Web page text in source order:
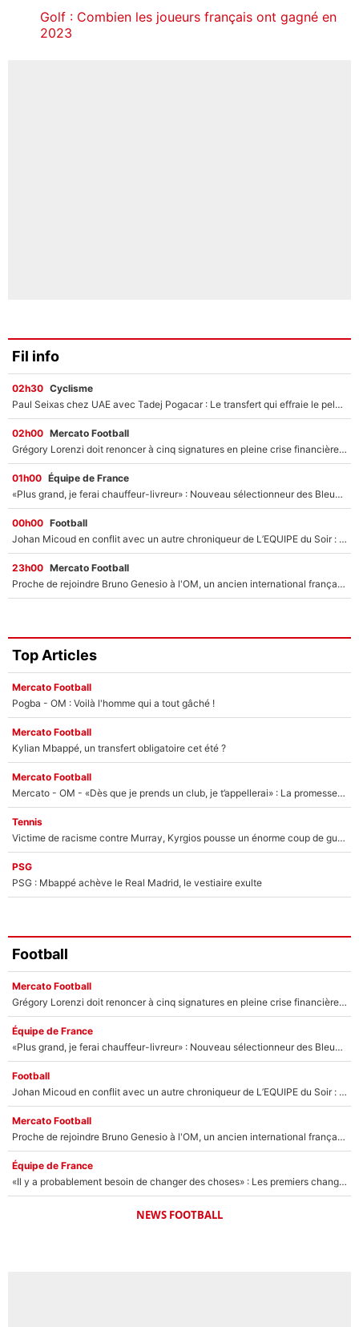
Golf : Combien les joueurs français ont gagné en
2023
Fil info
02h30 Cyclisme
Paul Seixas chez UAE avec Tadej Pogacar : Le transfert qui effraie le peloton, «c’est la pire des choses qui puisse arriver»
02h00 Mercato Football
Grégory Lorenzi doit renoncer à cinq signatures en pleine crise financière : L’IA propose sept noms à l’OM pour un mercato réussi... à seulement 5M€ !
01h00 Équipe de France
«Plus grand, je ferai chauffeur-livreur» : Nouveau sélectionneur des Bleus, Zinédine Zidane s’était imaginé un avenir très différent lorsqu'il était enfant
00h00 Football
Johan Micoud en conflit avec un autre chroniqueur de L’EQUIPE du Soir : «Pendant un moment, je ne les ai pas remis ensemble dans l'émission»
23h00 Mercato Football
Proche de rejoindre Bruno Genesio à l'OM, un ancien international français va finalement débarquer... sur RMC !
Top Articles
Mercato Football
Pogba - OM : Voilà l'homme qui a tout gâché !
Mercato Football
Kylian Mbappé, un transfert obligatoire cet été ?
Mercato Football
Mercato - OM - «Dès que je prends un club, je t’appellerai» : La promesse de Marcelino au moment de claquer la porte
Tennis
Victime de racisme contre Murray, Kyrgios pousse un énorme coup de gueule !
PSG
PSG : Mbappé achève le Real Madrid, le vestiaire exulte
Football
Mercato Football
Grégory Lorenzi doit renoncer à cinq signatures en pleine crise financière : L’IA propose sept noms à l’OM pour un mercato réussi... à seulement 5M€ !
Équipe de France
«Plus grand, je ferai chauffeur-livreur» : Nouveau sélectionneur des Bleus, Zinédine Zidane s’était imaginé un avenir très différent lorsqu'il était enfant
Football
Johan Micoud en conflit avec un autre chroniqueur de L’EQUIPE du Soir : «Pendant un moment, je ne les ai pas remis ensemble dans l'émission»
Mercato Football
Proche de rejoindre Bruno Genesio à l'OM, un ancien international français va finalement débarquer... sur RMC !
Équipe de France
«Il y a probablement besoin de changer des choses» : Les premiers changements de Zinedine Zidane en équipe de France sont révélés ?
NEWS FOOTBALL